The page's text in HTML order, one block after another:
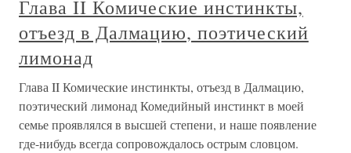
Глава II Комические инстинкты,
отъезд в Далмацию, поэтический
лимонад
Глава II Комические инстинкты, отъезд в Далмацию,
поэтический лимонад Комедийный инстинкт в моей
семье проявлялся в высшей степени, и наше появление
где-нибудь всегда сопровождалось острым словцом.